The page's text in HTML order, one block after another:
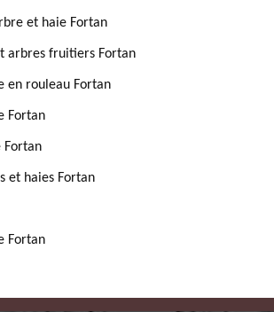
et haie Fortan
arbres fruitiers Fortan
en rouleau Fortan
Fortan
Fortan
et haies Fortan
Fortan